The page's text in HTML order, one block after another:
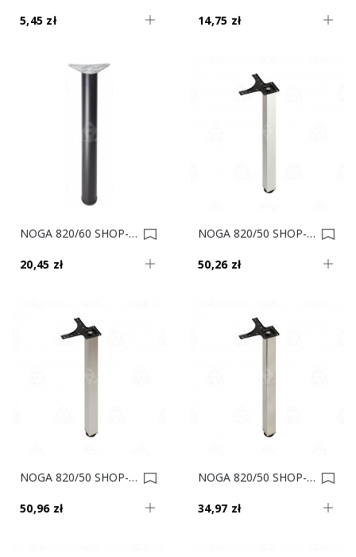
5,45 zł 14,75 zł
NOGA 820/60 SHOP-LINE Czarna AC282-E 0021338
20,45 zł
NOGA 820/50 SHOP-LINE KWADRAT Biała AC282-L 0018304
50,26 zł
NOGA 820/50 SHOP-LINE KWADRAT Satyna AC282-L 0018303
50,96 zł
NOGA 820/50 SHOP-LINE KWADRAT Inox AC282-L 0018302
34,97 zł